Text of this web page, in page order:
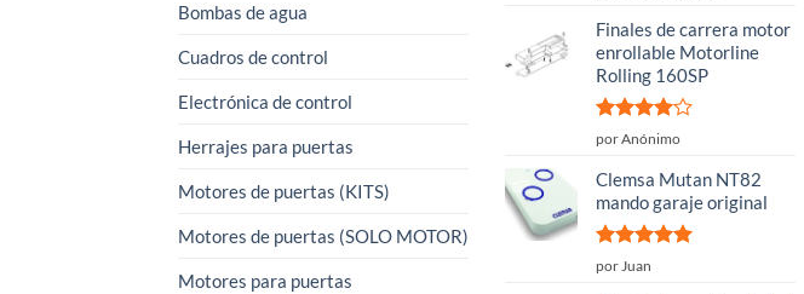
Bombas de agua
Cuadros de control
Electrónica de control
Herrajes para puertas
Motores de puertas (KITS)
Motores de puertas (SOLO MOTOR)
Motores para puertas
Finales de carrera motor
enrollable Motorline
Rolling 160SP
Valorado
5
por Anónimo
Clemsa Mutan NT82
mando garaje original
Valorado
por Juan